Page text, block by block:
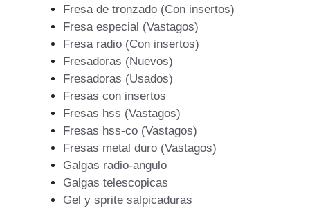
Fresa de tronzado (Con insertos)
Fresa especial (Vastagos)
Fresa radio (Con insertos)
Fresadoras (Nuevos)
Fresadoras (Usados)
Fresas con insertos
Fresas hss (Vastagos)
Fresas hss-co (Vastagos)
Fresas metal duro (Vastagos)
Galgas radio-angulo
Galgas telescopicas
Gel y sprite salpicaduras